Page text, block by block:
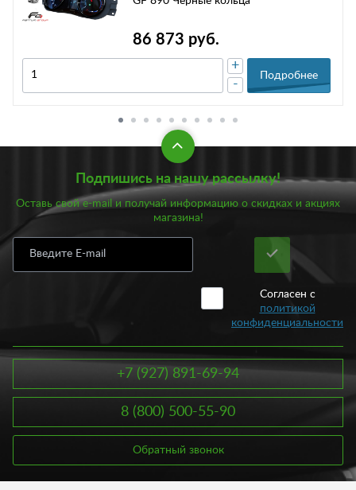
86 873 руб.
-
+
Подробнее
Подпишись на нашу рассылку!
Оставь свой e-mail и получай информацию о скидках и акциях
магазина!
Согласен с
политикой
конфиденциальности
+7 (927) 891-69-94
8 (800) 500-55-90
Обратный звонок